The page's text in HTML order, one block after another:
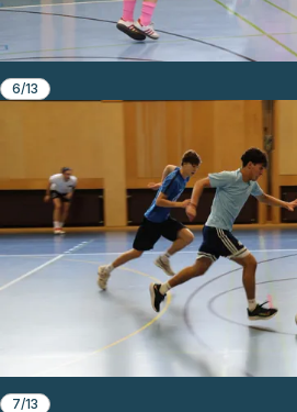
6/13
7/13